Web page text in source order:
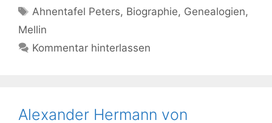
Schlagwörter
Ahnentafel Peters, Biographie, Genealogien,
Mellin
Kommentar hinterlassen
Alexander Hermann von